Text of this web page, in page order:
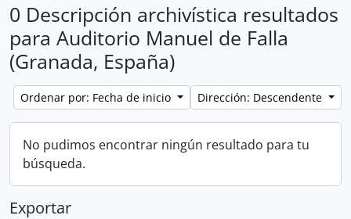
0 Descripción archivística resultados
para Auditorio Manuel de Falla
(Granada, España)
Ordenar por: Fecha de inicio Dirección: Descendente
No pudimos encontrar ningún resultado para tu
búsqueda.
Exportar